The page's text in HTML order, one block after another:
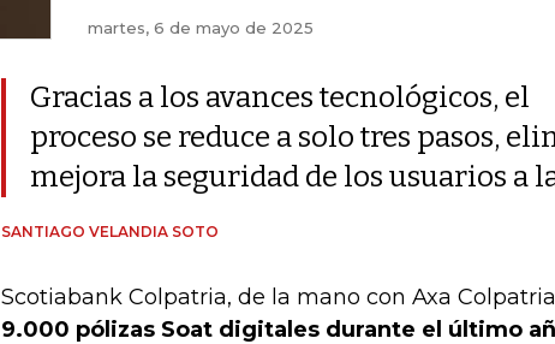
martes, 6 de mayo de 2025
Gracias a los avances tecnológicos, el
proceso se reduce a solo tres pasos,
mejora la seguridad de los usuarios a
SANTIAGO VELANDIA SOTO
Scotiabank Colpatria, de la mano con Axa Colpatria
9.000 pólizas Soat digitales durante el último